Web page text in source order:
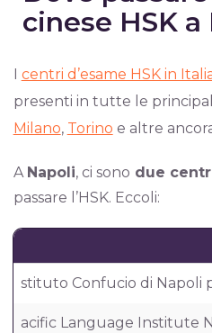
cinese HSK a
I centri d’esame HSK in
presenti in tutte le
Milano, Torino e altre
A Napoli, ci sono due
passare l’HSK. Eccoli:
stituto Confucio di Napoli
acific Language Institute